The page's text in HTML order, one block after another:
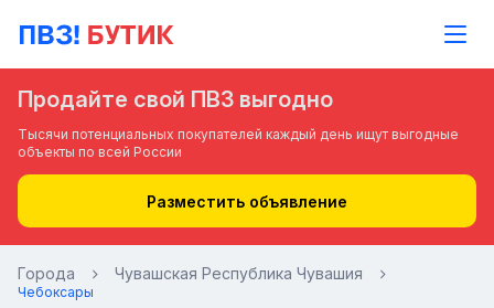
Продайте свой ПВЗ выгодно
Тысячи потенциальных покупателей каждый день ищут выгодные
объекты по всей России
Разместить объявление
Города Чувашская Республика Чувашия
Чебоксары